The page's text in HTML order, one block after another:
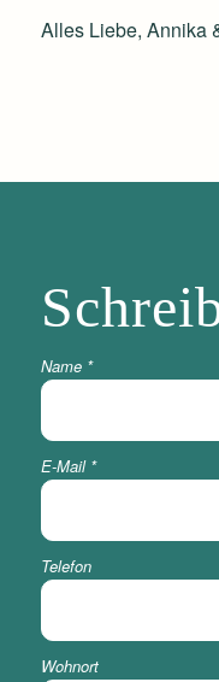
Alles Liebe, Annika
Name *
E-Mail *
Telefon
Wohnort